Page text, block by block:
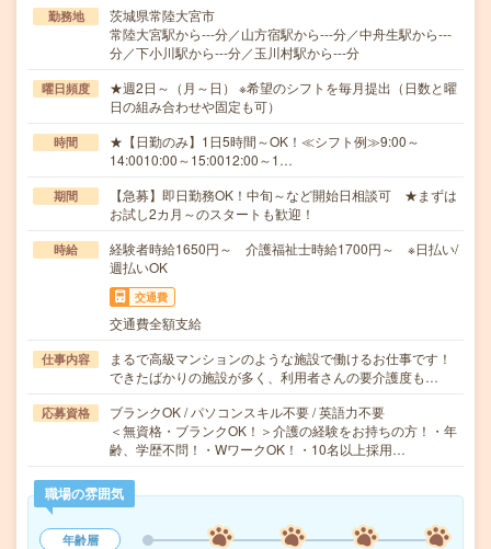
勤務地
茨城県常陸大宮市
常陸大宮駅から---分／山方宿駅から---分／中舟生駅から---
分／下小川駅から---分／玉川村駅から---分
曜日頻度
★週2日～（月～日） ※希望のシフトを毎月提出（日数と曜
日の組み合わせや固定も可）
時間
★【日勤のみ】1日5時間～OK！≪シフト例≫9:00～
14:0010:00～15:0012:00～1…
期間
【急募】即日勤務OK！中旬～など開始日相談可 ★まずは
お試し2カ月～のスタートも歓迎！
時給
経験者時給1650円～ 介護福祉士時給1700円～ ※日払い/
週払いOK
交通費
交通費全額支給
仕事内容
まるで高級マンションのような施設で働けるお仕事です！
できたばかりの施設が多く、利用者さんの要介護度も…
応募資格
ブランクOK / パソコンスキル不要 / 英語力不要
＜無資格・ブランクOK！＞介護の経験をお持ちの方！・年
齢、学歴不問！・WワークOK！・10名以上採用…
職場の雰囲気
年齢層